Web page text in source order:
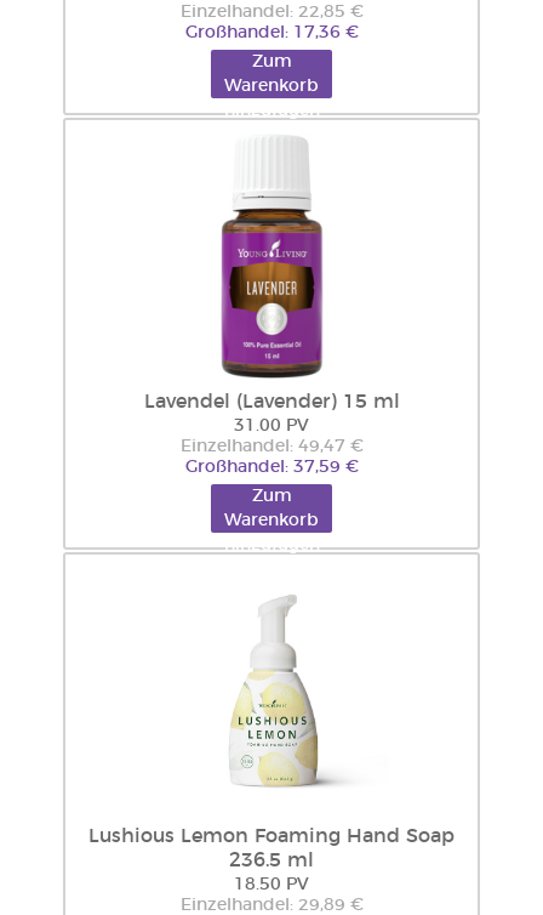
Einzelhandel: 22,85 €
Großhandel: 17,36 €
Zum
Warenkorb
hinzufügen
Lavendel (Lavender) 15 ml
31.00 PV
Einzelhandel: 49,47 €
Großhandel: 37,59 €
Zum
Warenkorb
hinzufügen
Lushious Lemon Foaming Hand Soap
236.5 ml
18.50 PV
Einzelhandel: 29,89 €